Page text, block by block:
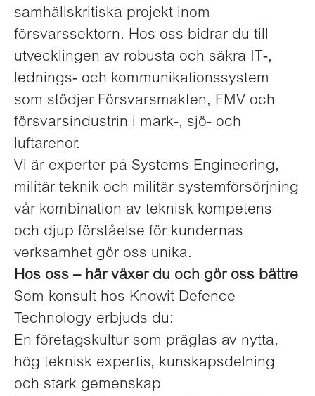
samhällskritiska projekt inom
försvarssektorn. Hos oss bidrar du till
utvecklingen av robusta och säkra IT‑,
lednings‑ och kommunikationssystem
som stödjer Försvarsmakten, FMV och
försvarsindustrin i mark-, sjö- och
luftarenor.
Vi är experter på Systems Engineering,
militär teknik och militär systemförsörjning
vår kombination av teknisk kompetens
och djup förståelse för kundernas
verksamhet gör oss unika.
Hos oss – här växer du och gör oss bättre
Som konsult hos Knowit Defence
Technology erbjuds du:
En företagskultur som präglas av nytta,
hög teknisk expertis, kunskapsdelning
och stark gemenskap